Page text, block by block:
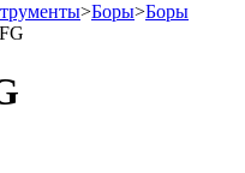
>Боры>Боры